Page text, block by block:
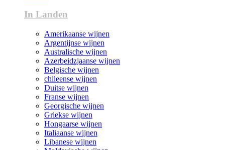
In Landen
Amerikaanse wijnen
Argentijnse wijnen
Australische wijnen
Azerbeidzjaanse wijnen
Belgische wijnen
chileense wijnen
Duitse wijnen
Franse wijnen
Georgische wijnen
Griekse wijnen
Hongaarse wijnen
Italiaanse wijnen
Libanese wijnen